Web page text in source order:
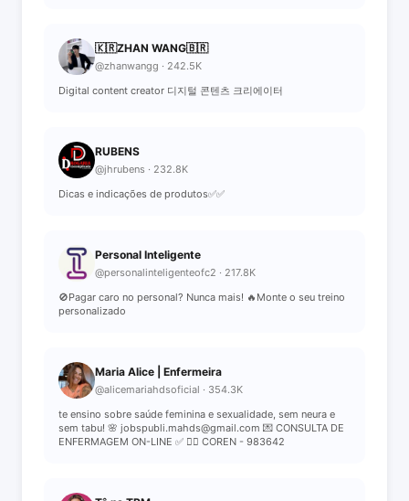
🇰🇷ZHAN WANG🇧🇷
@zhanwangg · 242.5K
Digital content creator 디지털 콘텐츠 크리에이터
RUBENS
@jhrubens · 232.8K
Dicas e indicações de produtos✅✅
Personal Inteligente
@personalinteligenteofc2 · 217.8K
🚫Pagar caro no personal? Nunca mais! 🔥Monte o seu treino
personalizado
Maria Alice | Enfermeira
@alicemariahdsoficial · 354.3K
te ensino sobre saúde feminina e sexualidade, sem neura e
sem tabu! 🌸 jobspubli.mahds@gmail.com 💌 CONSULTA DE
ENFERMAGEM ON-LINE ✅ 👇🏽 COREN - 983642